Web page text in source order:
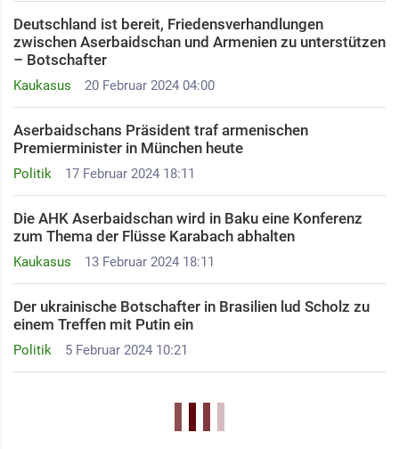
Kaukasus 20 Februar 2024 04:00
Deutschland ist bereit, Friedensverhandlungen
zwischen Aserbaidschan und Armenien zu unterstützen
– Botschafter ​
Politik 17 Februar 2024 18:11
Aserbaidschans Präsident traf armenischen
Premierminister in München heute
Kaukasus 13 Februar 2024 18:11
Die AHK Aserbaidschan wird in Baku eine Konferenz
zum Thema der Flüsse Karabach abhalten
Politik 5 Februar 2024 10:21
Der ukrainische Botschafter in Brasilien lud Scholz zu
einem Treffen mit Putin ein